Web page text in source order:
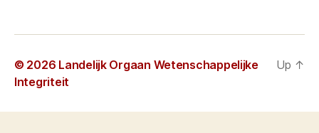
© 2026 Landelijk Orgaan Wetenschappelijke
Integriteit
Up ↑